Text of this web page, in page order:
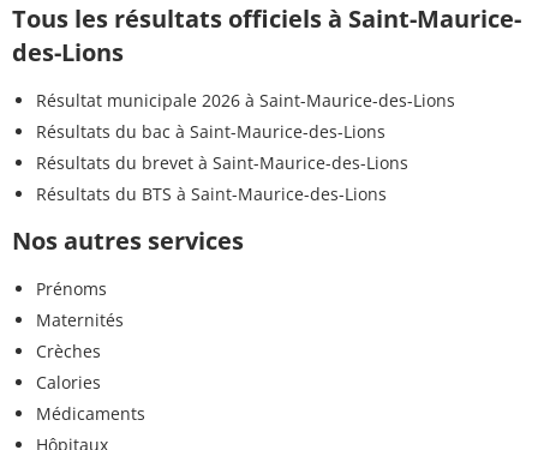
Tous les résultats officiels à Saint-Maurice-
des-Lions
Résultat municipale 2026 à Saint-Maurice-des-Lions
Résultats du bac à Saint-Maurice-des-Lions
Résultats du brevet à Saint-Maurice-des-Lions
Résultats du BTS à Saint-Maurice-des-Lions
Nos autres services
Prénoms
Maternités
Crèches
Calories
Médicaments
Hôpitaux